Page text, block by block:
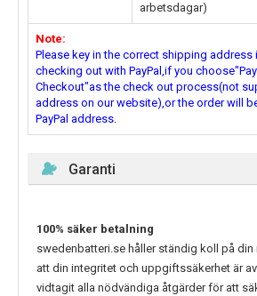
arbetsdagar)
Note:
Please key in the correct shipping address
checking out with PayPal,if you
Checkout"as the check out process(not
address on our website),or the order will
PayPal address.
Garanti
100% säker betalning
swedenbatteri.se håller ständig koll på din
att din integritet och uppgiftssäkerhet är
vidtagit alla nödvändiga åtgärder för att